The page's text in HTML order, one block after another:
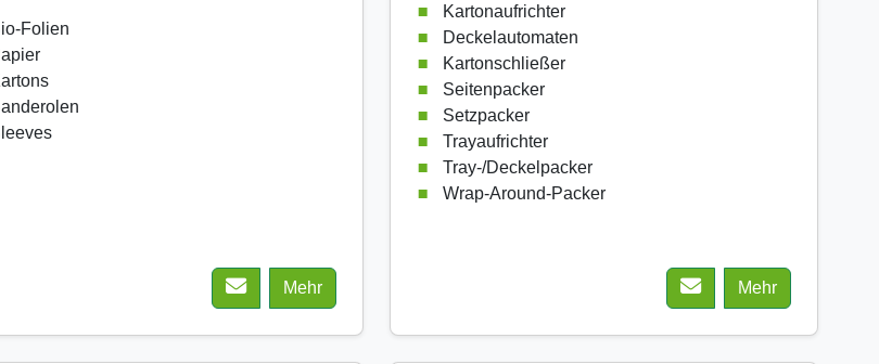
Folien
Mehr
Kartonaufrichter
Deckelautomaten
Kartonschließer
Seitenpacker
Setzpacker
Trayaufrichter
Tray-/Deckelpacker
Wrap-Around-Packer
Mehr